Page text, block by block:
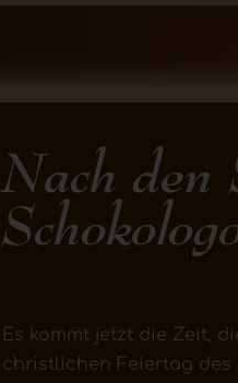
Nach den
Es kommt jetzt die Zeit,
christlichen Feiertag des